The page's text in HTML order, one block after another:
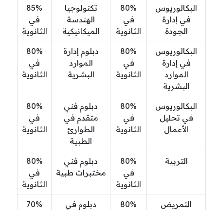
البكالوريوس
في إدارة
الجودة
80%
في
الثانوية
تكنولوجيا
الهندسة
الميكانيكية
85%
في
الثانوية
البكالوريوس
في إدارة
الموارد
البشرية
80%
في
الثانوية
دبلوم إدارة
الموارد
البشرية
80%
في
الثانوية
البكالوريوس
في تحليل
الأعمال
80%
في
الثانوية
دبلوم فني
متقدم في
الطوارئ
الطبية
80%
في
الثانوية
التربية
80%
في
الثانوية
دبلوم فني
مختبرات طبية
80%
في
الثانوية
التمريض
80%
دبلوم في
70%